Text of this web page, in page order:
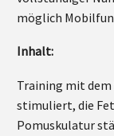
möglich
Inhalt:
Training mit dem
stimuliert, die
Pomuskulatur